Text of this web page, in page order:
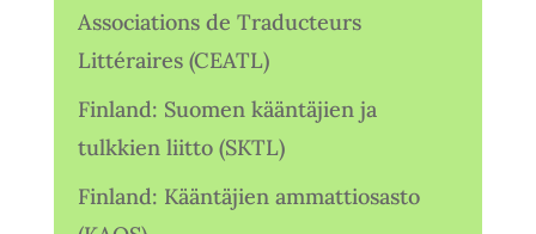
Associations de Traducteurs
Littéraires (CEATL)
Finland: Suomen kääntäjien ja
tulkkien liitto (SKTL)
Finland: Kääntäjien ammattiosasto